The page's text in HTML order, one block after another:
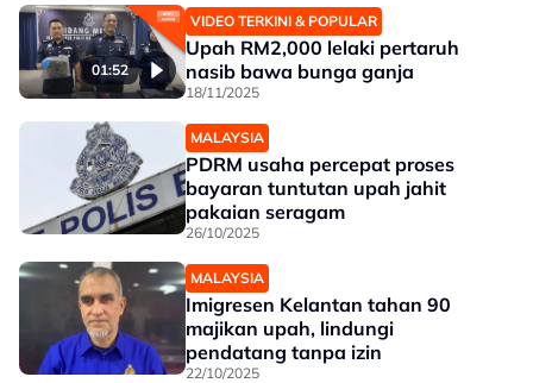
01:52
VIDEO TERKINI & POPULAR
Upah RM2,000 lelaki pertaruh
nasib bawa bunga ganja
18/11/2025
MALAYSIA
PDRM usaha percepat proses
bayaran tuntutan upah jahit
pakaian seragam
26/10/2025
MALAYSIA
Imigresen Kelantan tahan 90
majikan upah, lindungi
pendatang tanpa izin
22/10/2025